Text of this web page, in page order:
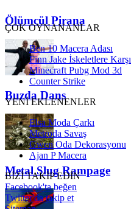
Ölümcül Pirana
Buzda Dans
Metal Slug Rampage
ÇOK OYNANANLAR
Ben 10 Macera Adası
Finn Jake İskeletlere Karşı
Minecraft Pubg Mod 3d
Counter Strike
YENİ EKLENENLER
Elsa Moda Çarkı
Metroda Savaş
Gwen Oda Dekorasyonu
Ajan P Macera
BİZİ TAKİP EDİN
Facebook'ta beğen
Twitter'da takip et